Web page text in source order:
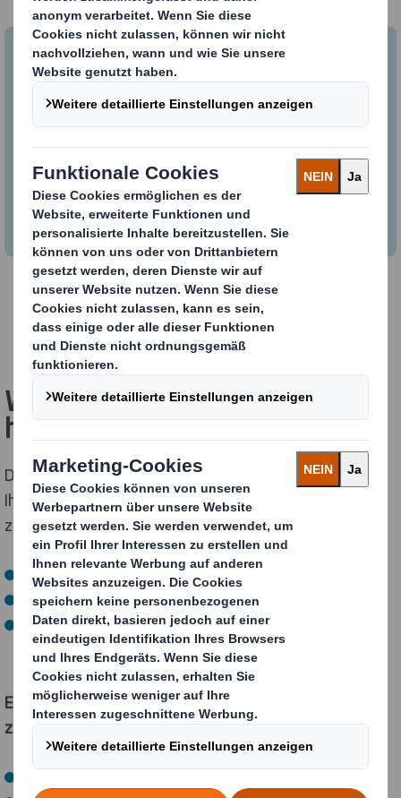
Leitfaden zu den Circular Design
Metriken
Laden Sie diesen Informationsleitfaden
herunter, um eine umfassende Erläuterung der
Circular Design Metrics, ihrer Vorteile und
angewandter Fallstudien zu erhalten.
LEITFADEN HERUNTERLADEN
Was springt für Sie dabei
heraus?
Die Kreislauf-Design-Messgrößen ermöglichen es
Ihnen, die Nachhaltigkeitsleistung von Verpackungen
zu steigern:
Reduzierung von Abfall und Verschmutzung
Längerer Gebrauch von Materialien und Produkten
Regenerierung natürlicher Systeme.
Es gibt keinen Grund, Kompromisse einzugehen
zwischen:
Ihr Produkt zu schützen.